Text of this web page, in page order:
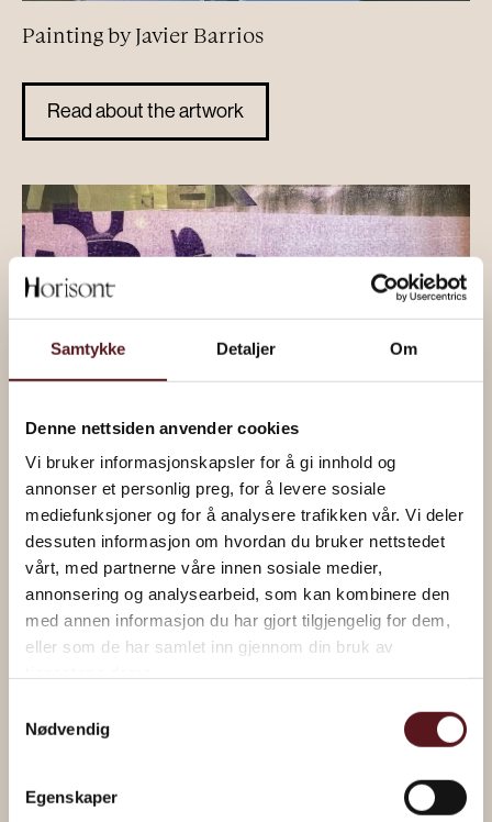
Samtykke Detaljer Om
Denne nettsiden anvender cookies
Vi bruker informasjonskapsler for å gi innhold og
annonser et personlig preg, for å levere sosiale
mediefunksjoner og for å analysere trafikken vår. Vi deler
dessuten informasjon om hvordan du bruker nettstedet
vårt, med partnerne våre innen sosiale medier,
annonsering og analysearbeid, som kan kombinere den
med annen informasjon du har gjort tilgjengelig for dem,
eller som de har samlet inn gjennom din bruk av
Nødvendig
Egenskaper
Painting by Javier Barrios
Read about the artwork
“Everything is possible” by Magne Furholmen
Read about the artwork